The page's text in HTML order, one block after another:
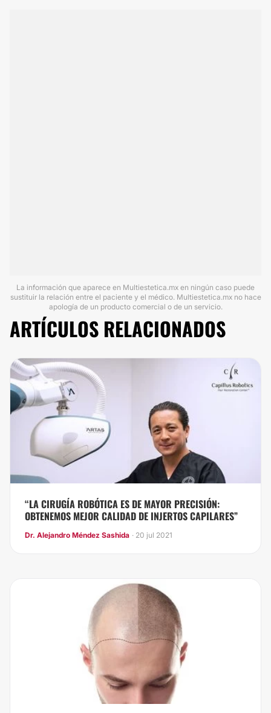
La información que aparece en Multiestetica.mx en ningún caso puede
sustituir la relación entre el paciente y el médico. Multiestetica.mx no hace
apología de un producto comercial o de un servicio.
ARTÍCULOS RELACIONADOS
“LA CIRUGÍA ROBÓTICA ES DE MAYOR PRECISIÓN:
OBTENEMOS MEJOR CALIDAD DE INJERTOS CAPILARES”
Dr. Alejandro Méndez Sashida · 20 jul 2021